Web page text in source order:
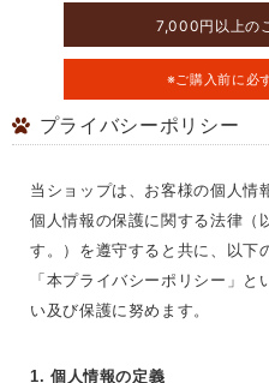
7,000円以上の
※ご購入前に必
プライバシーポリシー
当ショップは、お客様の個人情
個人情報の保護に関する法律（
す。）を遵守すると共に、以下
「本プライバシーポリシー」
い及び保護に努めます。
1. 個人情報の定義